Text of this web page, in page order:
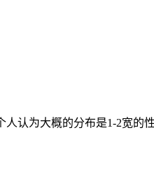
认为大概的分布是1-2宽